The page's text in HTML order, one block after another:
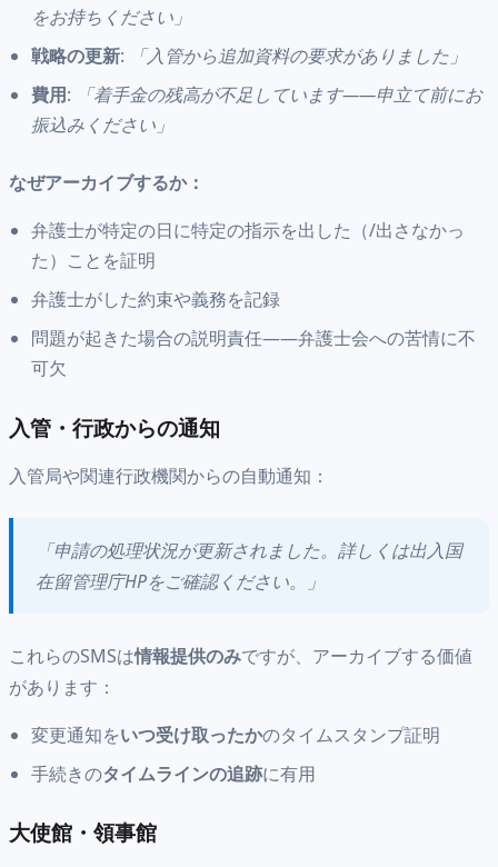
をお持ちください」
戦略の更新:
「入管から追加資料の要求がありました」
費用:
「着手金の残高が不足しています——申立て前にお
振込みください」
なぜアーカイブするか：
弁護士が特定の日に特定の指示を出した（/出さなかっ
た）ことを証明
弁護士がした約束や義務を記録
問題が起きた場合の説明責任——弁護士会への苦情に不
可欠
入管・行政からの通知
入管局や関連行政機関からの自動通知：
「申請の処理状況が更新されました。詳しくは出入国
在留管理庁HPをご確認ください。」
これらのSMSは情報提供のみですが、アーカイブする価値
があります：
変更通知をいつ受け取ったかのタイムスタンプ証明
手続きのタイムラインの追跡に有用
大使館・領事館